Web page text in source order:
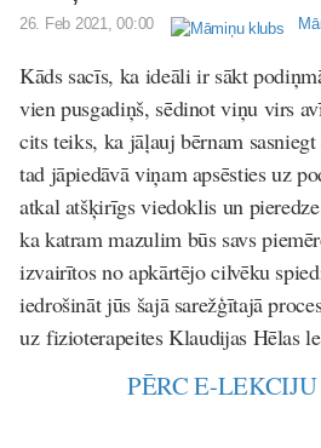
26. Feb 2021, 00:00
Kāds sacīs, ka ideāli ir sākt
vien pusgadiņš, sēdinot viņu virs
cits teiks, ka jāļauj bērnam
tad jāpiedāvā viņam apsēsties uz
atkal atšķirīgs viedoklis un
ka katram mazulim būs savs
izvairītos no apkārtējo cilvēku
iedrošināt jūs šajā sarežģītajā
uz fizioterapeites Klaudijas Hēlas
PĒRC E-